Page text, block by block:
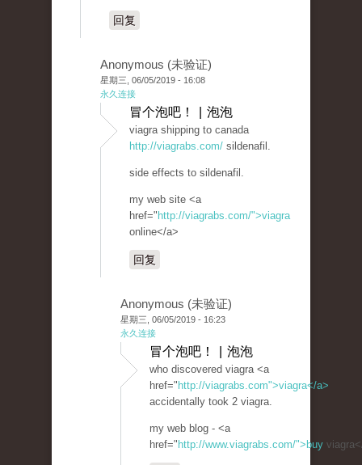
回复
Anonymous (未验证)
星期三, 06/05/2019 - 16:08
永久连接
冒个泡吧！ | 泡泡
viagra shipping to canada
http://viagrabs.com/ sildenafil.
side effects to sildenafil.
my web site <a
href=" http://viagrabs.com/">viagra
online</a>
回复
Anonymous (未验证)
星期三, 06/05/2019 - 16:23
永久连接
冒个泡吧！ | 泡泡
who discovered viagra <a
href=" http://viagrabs.com">viagra</a>
accidentally took 2 viagra.
my web blog - <a
href=" http://www.viagrabs.com/">buy